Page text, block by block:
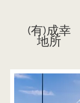
(有)成幸
地所